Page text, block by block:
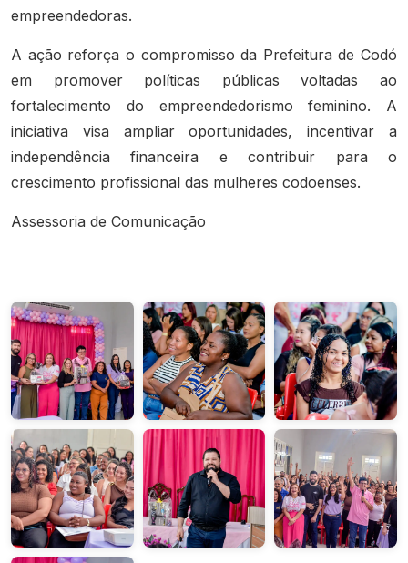
empreendedoras.
A ação reforça o compromisso da Prefeitura de Codó
em promover políticas públicas voltadas ao
fortalecimento do empreendedorismo feminino. A
iniciativa visa ampliar oportunidades, incentivar a
independência financeira e contribuir para o
crescimento profissional das mulheres codoenses.
Assessoria de Comunicação